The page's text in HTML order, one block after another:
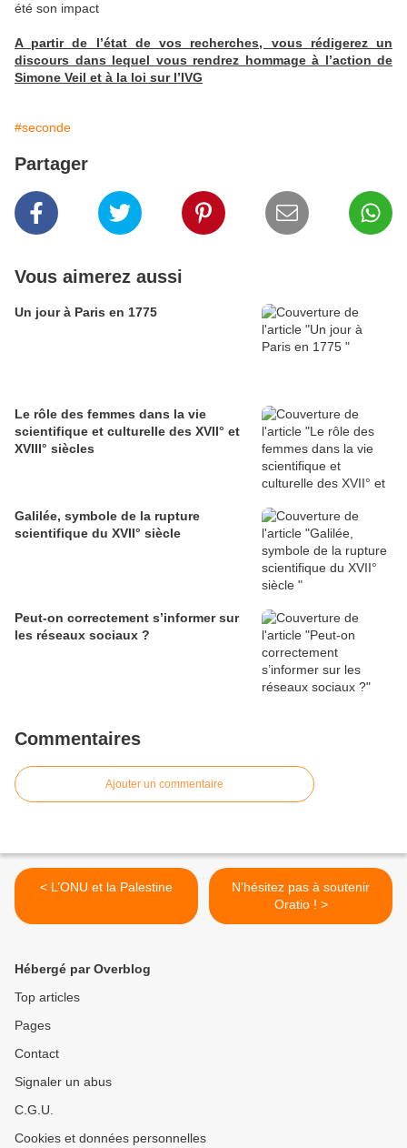
été son impact
A partir de l’état de vos recherches, vous rédigerez un
discours dans lequel vous rendrez hommage à l’action de
Simone Veil et à la loi sur l’IVG
#seconde
Partager
Vous aimerez aussi
Un jour à Paris en 1775
Le rôle des femmes dans la vie
scientifique et culturelle des XVII° et
XVIII° siècles
Galilée, symbole de la rupture
scientifique du XVII° siècle
Peut-on correctement s’informer sur
les réseaux sociaux ?
Commentaires
Ajouter un commentaire
< L’ONU et la Palestine
N'hésitez pas à soutenir
Oratio ! >
Hébergé par Overblog
Top articles
Pages
Contact
Signaler un abus
C.G.U.
Cookies et données personnelles